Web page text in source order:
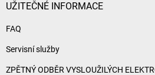
UŽITEČNÉ INFORMACE
FAQ
Servisní služby
ZPĚTNÝ ODBĚR VYSLOUŽILÝCH